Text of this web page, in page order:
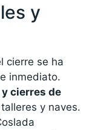
y
cierre se ha
inmediato.
cierres de
y naves.